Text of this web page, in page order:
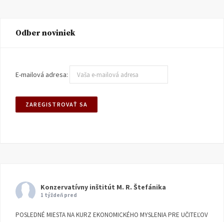
Odber noviniek
E-mailová adresa:
Konzervatívny inštitút M. R. Štefánika
1 týždeň pred
POSLEDNÉ MIESTA NA KURZ EKONOMICKÉHO MYSLENIA PRE UČITEĽOV